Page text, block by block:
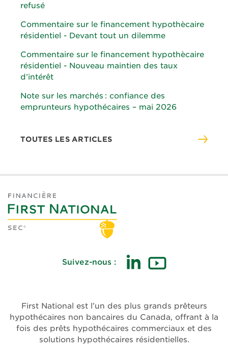
refusé
Commentaire sur le financement hypothècaire
résidentiel - Devant tout un dilemme
Commentaire sur le financement hypothècaire
résidentiel - Nouveau maintien des taux
d’intérêt
Note sur les marchés : confiance des
emprunteurs hypothécaires – mai 2026
TOUTES LES ARTICLES
Suivez-nous :
nouvelle
fenêtre)
nouvelle
fenêtre)
First National est l’un des plus grands prêteurs
hypothécaires non bancaires du Canada, offrant à la
fois des prêts hypothécaires commerciaux et des
solutions hypothécaires résidentielles.